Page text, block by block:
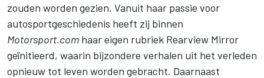
zouden worden gezien. Vanuit haar passie voor
autosportgeschiedenis heeft zij binnen
Motorsport.com haar eigen rubriek Rearview Mirror
geïnitieerd, waarin bijzondere verhalen uit het verleden
opnieuw tot leven worden gebracht. Daarnaast